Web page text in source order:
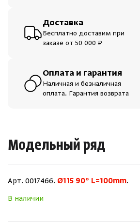
ПародушевыеДоставка
Бесплатно доставим при
заказе от 50 000 ₽
Оплата и гарантия
Наличная и безналичная
оплата. Гарантия возврата
Модельный ряд
Арт. 0017466. Ø115 90° L=100mm.
В наличии